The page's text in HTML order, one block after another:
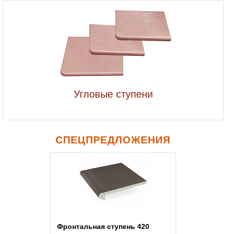
Угловые ступени
СПЕЦПРЕДЛОЖЕНИЯ
Фронтальная cтупень 420